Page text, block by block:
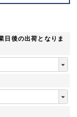
日後の出荷となりま